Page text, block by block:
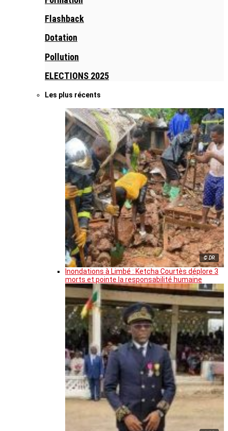
Flashback
Dotation
Pollution
ELECTIONS 2025
Les plus récents
© DR
Inondations à Limbé : Ketcha Courtès déplore 3
morts et pointe la responsabilité humaine